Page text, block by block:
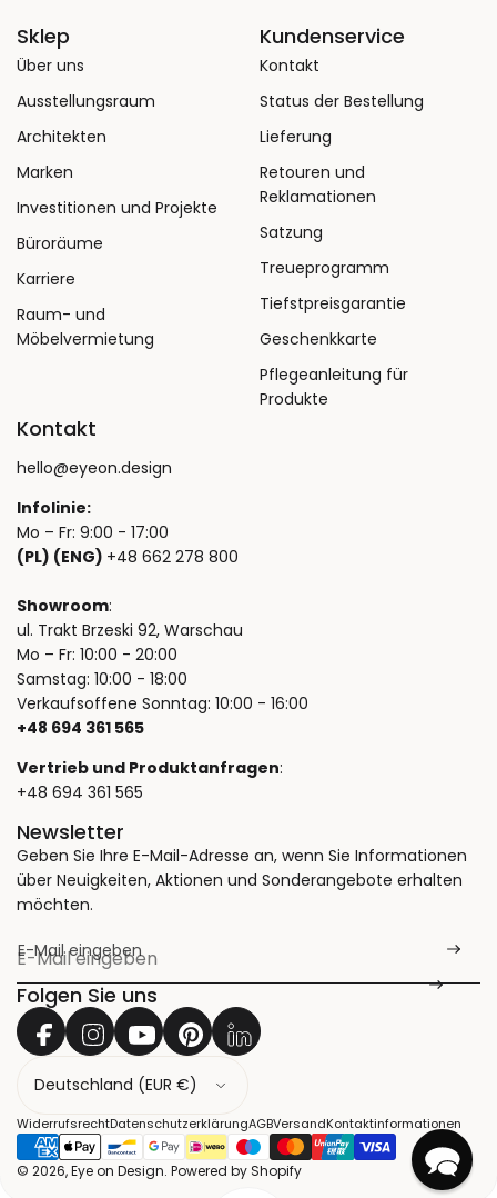
Sklep
Über uns
Ausstellungsraum
Architekten
Marken
Investitionen und Projekte
Büroräume
Karriere
Raum- und
Möbelvermietung
Kundenservice
Kontakt
Status der Bestellung
Lieferung
Retouren und
Reklamationen
Satzung
Treueprogramm
Tiefstpreisgarantie
Geschenkkarte
Pflegeanleitung für
Produkte
Kontakt
hello@eyeon.design
Infolinie:
Mo – Fr: 9:00 - 17:00
(PL) (ENG) +48 662 278 800
Showroom:
ul. Trakt Brzeski 92, Warschau
Mo – Fr: 10:00 - 20:00
Samstag: 10:00 - 18:00
Verkaufsoffene Sonntag: 10:00 - 16:00
+48 694 361 565
Vertrieb und Produktanfragen:
+48 694 361 565
Newsletter
Geben Sie Ihre E-Mail-Adresse an, wenn Sie Informationen
über Neuigkeiten, Aktionen und Sonderangebote erhalten
möchten.
E-Mail eingeben
*
Folgen Sie uns
n
d
WiderrufsrechtDatenschutzerklärungAGBVersandKontaktinformationen
© 2026, Eye on Design. Powered by Shopify